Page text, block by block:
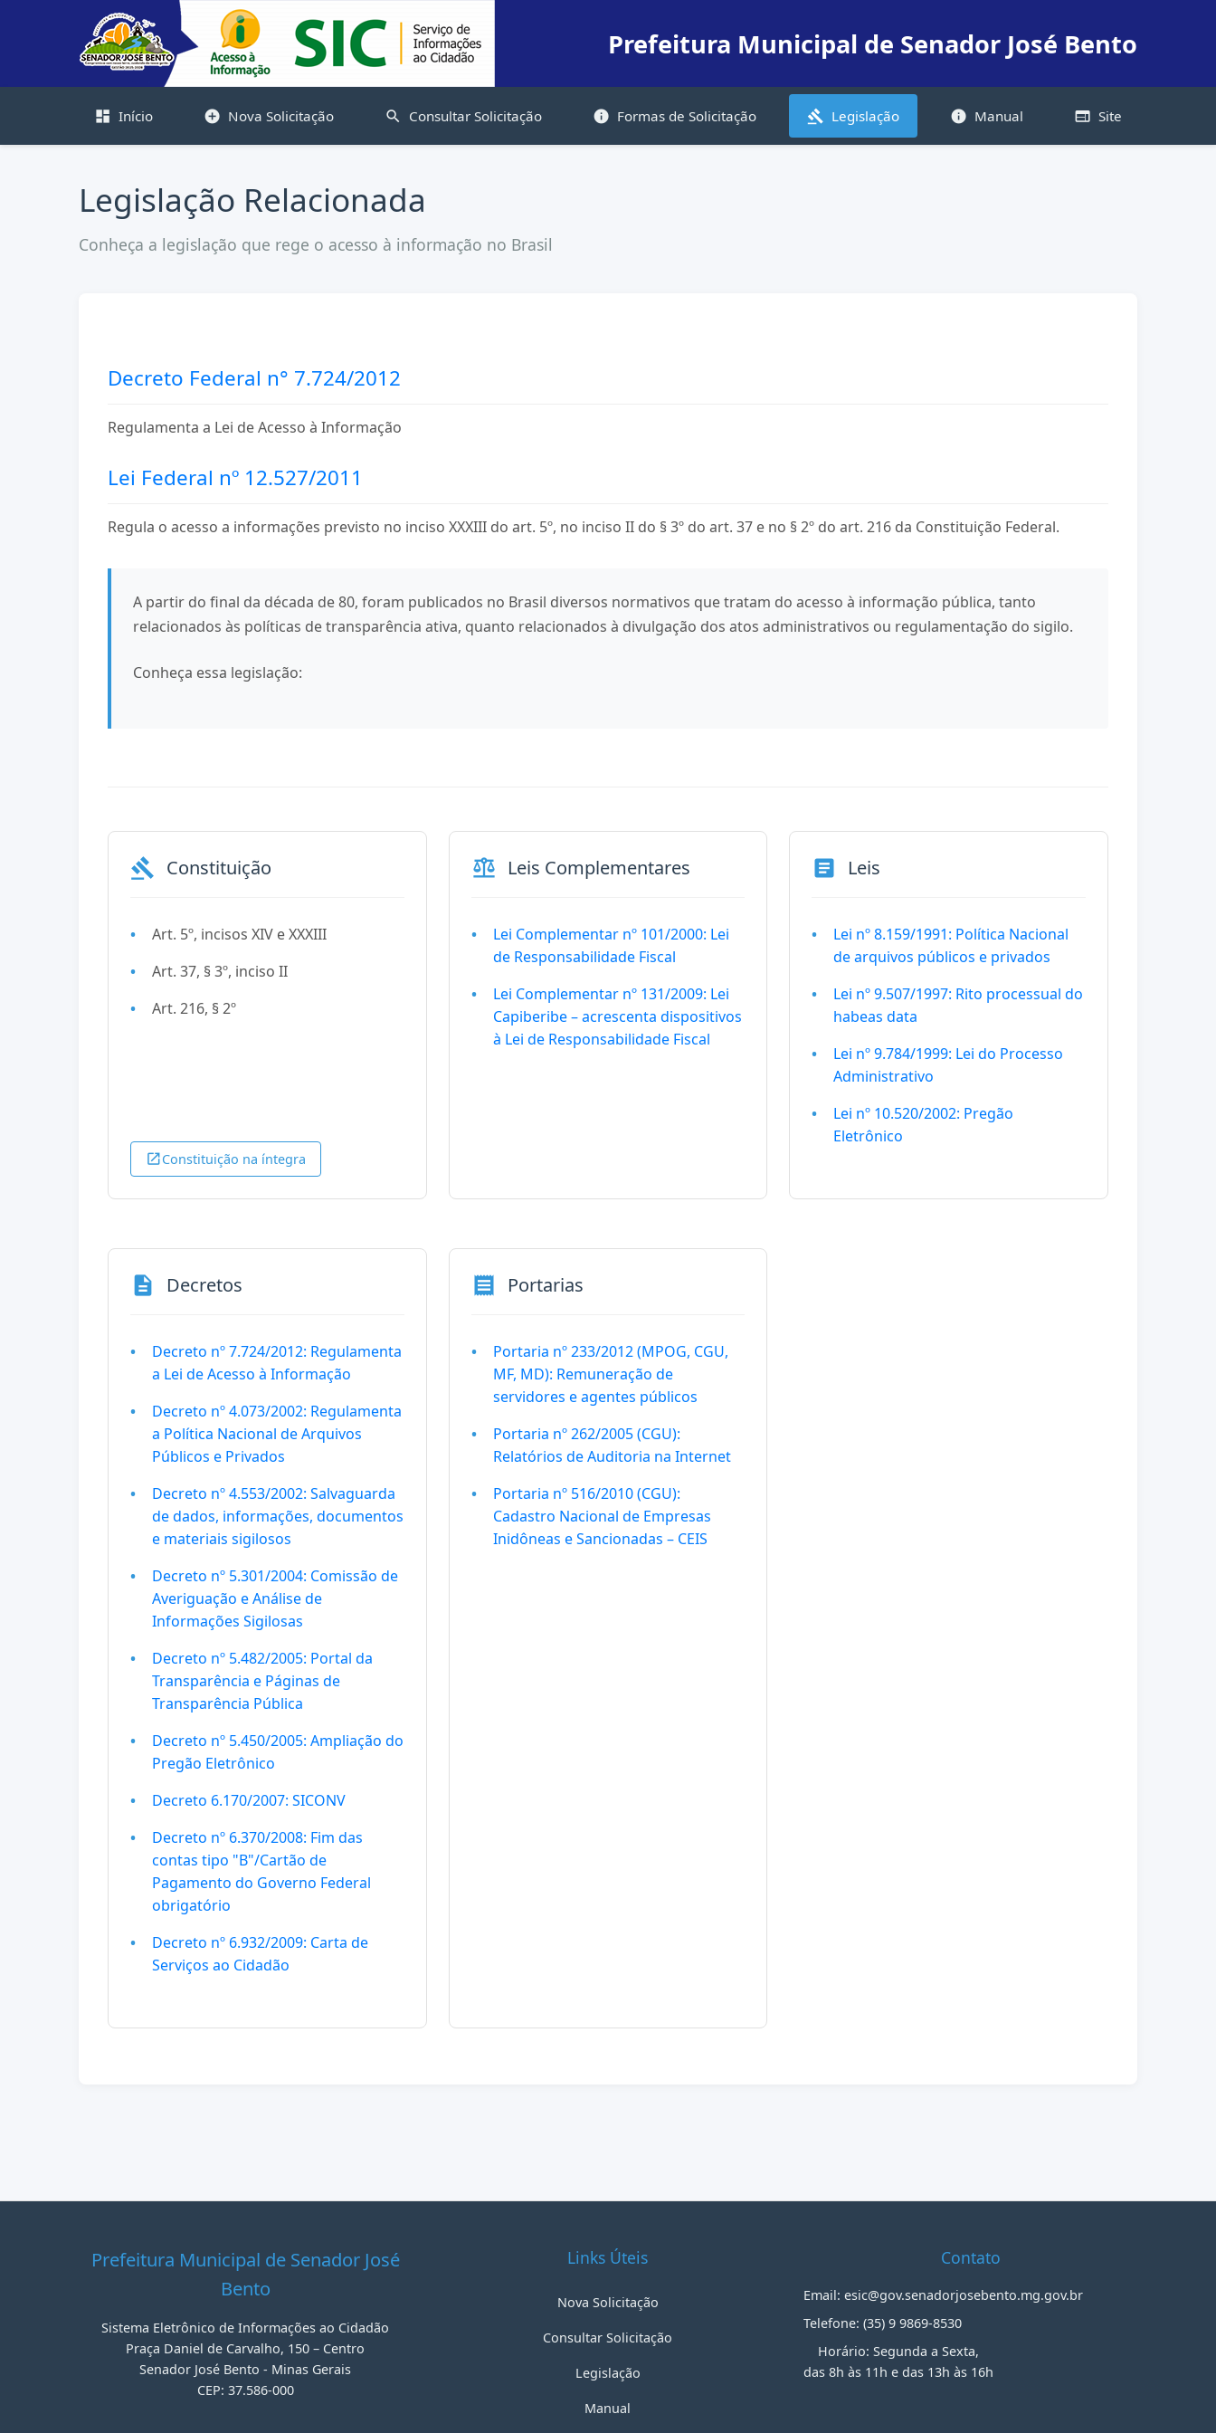
Prefeitura Municipal de Senador José Bento
dashboard Início add_circle Nova Solicitação search Consultar Solicitação info Formas de Solicitação gavel Legislação info Manual web Site
Legislação Relacionada
Conheça a legislação que rege o acesso à informação no Brasil
Decreto Federal n° 7.724/2012
Regulamenta a Lei de Acesso à Informação
Lei Federal nº 12.527/2011
Regula o acesso a informações previsto no inciso XXXIII do art. 5º, no inciso II do § 3º do art. 37 e no § 2º do art. 216 da Constituição Federal.
A partir do final da década de 80, foram publicados no Brasil diversos normativos que tratam do acesso à informação pública, tanto
relacionados às políticas de transparência ativa, quanto relacionados à divulgação dos atos administrativos ou regulamentação do sigilo.
Conheça essa legislação:
gavel Constituição
Art. 5º, incisos XIV e XXXIII
Art. 37, § 3º, inciso II
Art. 216, § 2º
open_in_newConstituição na íntegra
balance Leis Complementares
Lei Complementar nº 101/2000: Lei
de Responsabilidade Fiscal
Lei Complementar nº 131/2009: Lei
Capiberibe – acrescenta dispositivos
à Lei de Responsabilidade Fiscal
article Leis
Lei nº 8.159/1991: Política Nacional
de arquivos públicos e privados
Lei nº 9.507/1997: Rito processual do
habeas data
Lei nº 9.784/1999: Lei do Processo
Administrativo
Lei nº 10.520/2002: Pregão
Eletrônico
description Decretos
Decreto nº 7.724/2012: Regulamenta
a Lei de Acesso à Informação
Decreto nº 4.073/2002: Regulamenta
a Política Nacional de Arquivos
Públicos e Privados
Decreto nº 4.553/2002: Salvaguarda
de dados, informações, documentos
e materiais sigilosos
Decreto nº 5.301/2004: Comissão de
Averiguação e Análise de
Informações Sigilosas
Decreto nº 5.482/2005: Portal da
Transparência e Páginas de
Transparência Pública
Decreto nº 5.450/2005: Ampliação do
Pregão Eletrônico
Decreto 6.170/2007: SICONV
Decreto nº 6.370/2008: Fim das
contas tipo "B"/Cartão de
Pagamento do Governo Federal
obrigatório
Decreto nº 6.932/2009: Carta de
Serviços ao Cidadão
receipt Portarias
Portaria nº 233/2012 (MPOG, CGU,
MF, MD): Remuneração de
servidores e agentes públicos
Portaria nº 262/2005 (CGU):
Relatórios de Auditoria na Internet
Portaria nº 516/2010 (CGU):
Cadastro Nacional de Empresas
Inidôneas e Sancionadas – CEIS
Prefeitura Municipal de Senador José
Bento
Sistema Eletrônico de Informações ao Cidadão
Praça Daniel de Carvalho, 150 – Centro
Senador José Bento - Minas Gerais
CEP: 37.586-000
Links Úteis
Nova Solicitação
Consultar Solicitação
Legislação
Manual
Contato
Email: esic@gov.senadorjosebento.mg.gov.br
Telefone: (35) 9 9869-8530
Horário: Segunda a Sexta,
das 8h às 11h e das 13h às 16h